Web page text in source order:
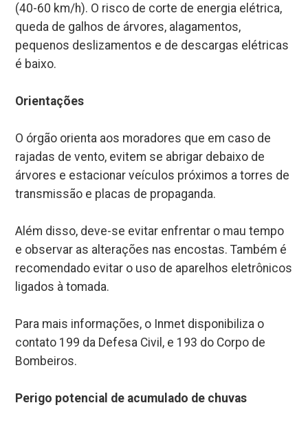
(40-60 km/h). O risco de corte de energia elétrica,
queda de galhos de árvores, alagamentos,
pequenos deslizamentos e de descargas elétricas
é baixo.
Orientações
O órgão orienta aos moradores que em caso de
rajadas de vento, evitem se abrigar debaixo de
árvores e estacionar veículos próximos a torres de
transmissão e placas de propaganda.
Além disso, deve-se evitar enfrentar o mau tempo
e observar as alterações nas encostas. Também é
recomendado evitar o uso de aparelhos eletrônicos
ligados à tomada.
Para mais informações, o Inmet disponibiliza o
contato 199 da Defesa Civil, e 193 do Corpo de
Bombeiros.
Perigo potencial de acumulado de chuvas